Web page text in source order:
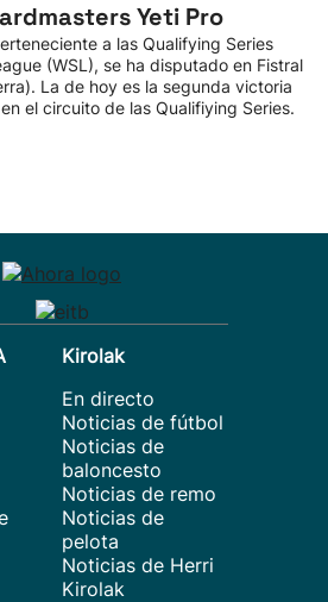
Yeti Pro
a las Qualifying Series
(WSL), se ha disputado en Fistral
La de hoy es la segunda victoria
el circuito de las Qualifiying Series.
Kirolak
En directo
Noticias de fútbol
Noticias de
baloncesto
Noticias de remo
Noticias de
pelota
Noticias de Herri
Kirolak